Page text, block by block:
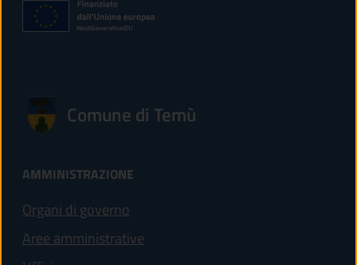
Comune di Temù
AMMINISTRAZIONE
Organi di governo
Aree amministrative